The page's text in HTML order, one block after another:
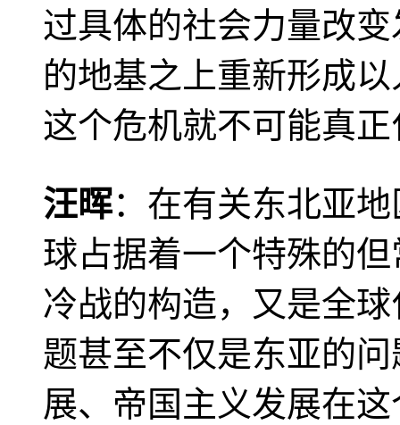
过具体的社会力量改
的地基之上重新形成
这个危机就不可能真
汪晖：在有关东北亚
球占据着一个特殊的
冷战的构造，又是全
题甚至不仅是东亚的
展、帝国主义发展在